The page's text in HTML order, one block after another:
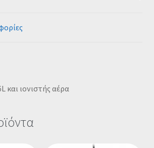
και ιονιστής αέρα